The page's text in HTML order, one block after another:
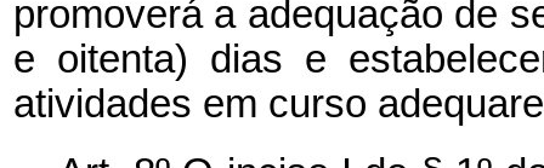
promoverá a adequação de
e oitenta) dias e
atividades em curso